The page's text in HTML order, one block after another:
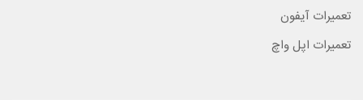
تعمیرات آیفون
تعمیرات اپل واچ